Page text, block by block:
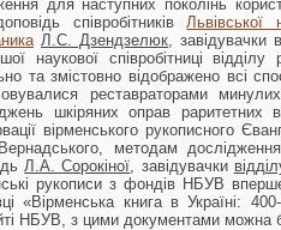
для наступних поколінь
співробітників Львівської
Л.С. Дзендзелюк , завідувачки
наукової співробітниці відділу
та змістовно відображено всі
реставраторами
шкіряних оправ раритетних
вірменського рукописного
методам
Л.А. Сорокіної , завідувачки
рукописи з фондів НБУВ
«Вірменська книга в Україні:
НБУВ, з цими документами можна